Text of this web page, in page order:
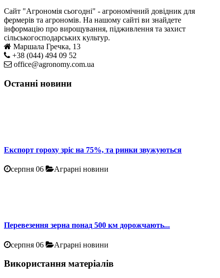
Сайт "Агрономія сьогодні" - агрономічний довідник для
фермерів та агрономів. На нашому сайті ви знайдете
інформацію про вирощування, підживлення та захист
сільськогосподарських культур.
Маршала Гречка, 13
+38 (044) 494 09 52
office@agronomy.com.ua
Останні новини
Експорт гороху зріс на 75%, та ринки звужуються
серпня 06 Аграрні новини
Перевезення зерна понад 500 км дорожчають...
серпня 06 Аграрні новини
Використання матеріалів